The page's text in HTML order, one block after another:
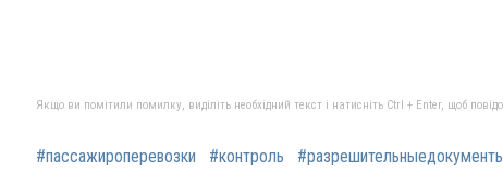
Якщо ви помітили помилку, виділіть необхідний текст і натисніть Ctrl + Enter, щоб
#пассажироперевозки #контроль